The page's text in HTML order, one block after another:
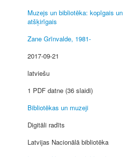
Muzejs un bibliotēka: kopīgais un
atšķirīgais
Zane Grīnvalde, 1981-
2017-09-21
latviešu
1 PDF datne (36 slaidi)
Bibliotēkas un muzeji
Digitāli radīts
Latvijas Nacionālā bibliotēka